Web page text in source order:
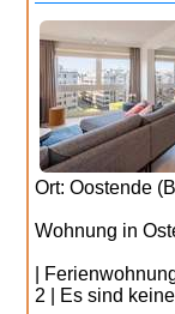
Ort: Oostende
Wohnung in
|
2 | Es sind